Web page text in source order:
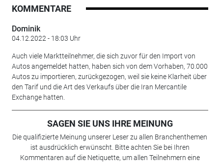
KOMMENTARE
Dominik
04.12.2022 - 18:03 Uhr
Auch viele Marktteilnehmer, die sich zuvor für den Import von
Autos angemeldet hatten, haben sich von dem Vorhaben, 70.000
Autos zu importieren, zurückgezogen, weil sie keine Klarheit über
den Tarif und die Art des Verkaufs über die Iran Mercantile
Exchange hatten.
SAGEN SIE UNS IHRE MEINUNG
Die qualifizierte Meinung unserer Leser zu allen Branchenthemen
ist ausdrücklich erwünscht. Bitte achten Sie bei Ihren
Kommentaren auf die Netiquette, um allen Teilnehmern eine